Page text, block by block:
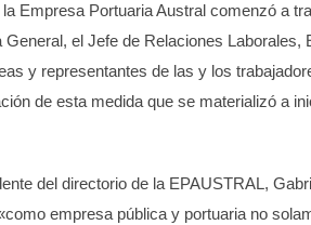
Empresa Portuaria Austral comenzó a
el Jefe de Relaciones Laborales,
y representantes de las y los
de esta medida que se materializó a
del directorio de la EPAUSTRAL,
empresa pública y portuaria no